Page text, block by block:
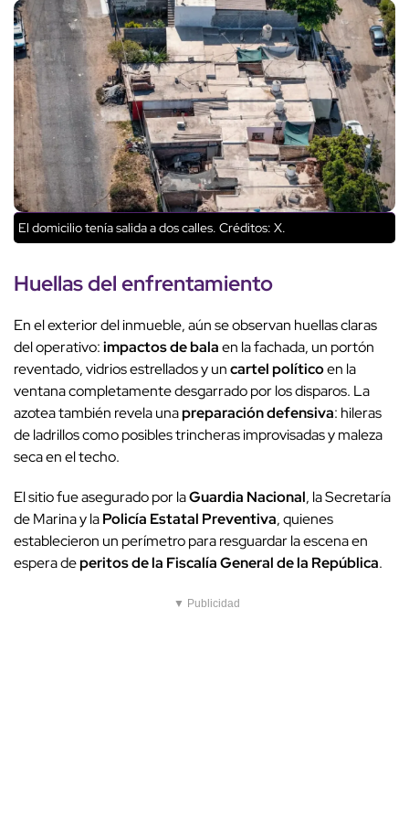
El domicilio tenía salida a dos calles. Créditos: X.
Huellas delenfrentamiento
En el exterior del inmueble, aún se observan huellas claras
del operativo:impactos de balaen la fachada, un portón
reventado, vidrios estrellados y uncartel políticoen la
ventana completamente desgarrado por los disparos. La
azotea también revela unapreparación defensiva: hileras
de ladrillos como posibles trincheras improvisadas y maleza
seca en el techo.
El sitio fue asegurado por laGuardia Nacional, la Secretaría
de Marina y laPolicía Estatal Preventiva, quienes
establecieron un perímetro para resguardar la escena en
espera deperitos de la Fiscalía General de la República.
▼ Publicidad